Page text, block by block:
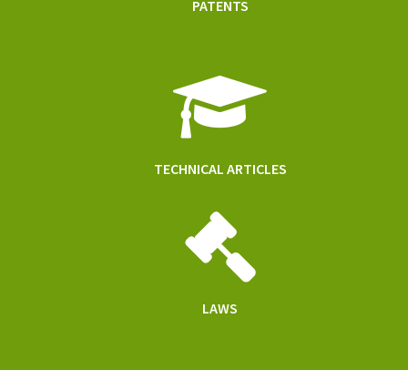
PATENTS
TECHNICAL ARTICLES
LAWS